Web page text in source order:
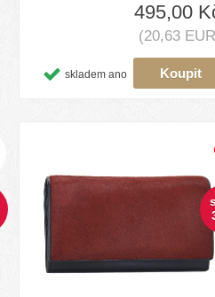
495,00
(20,63
skladem ano